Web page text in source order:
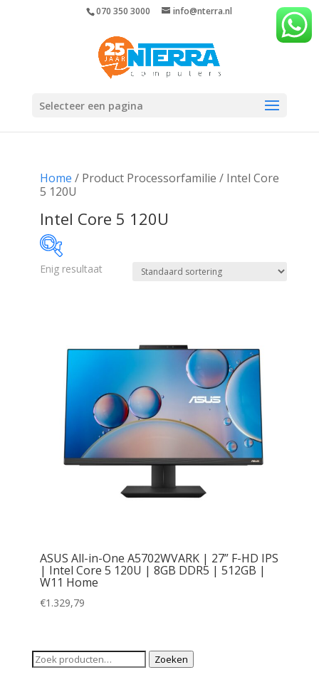
070 350 3000 info@nterra.nl
Selecteer een pagina
Home / Product Processorfamilie / Intel Core
5 120U
Intel Core 5 120U
Enig resultaat
ASUS All-in-One A5702WVARK | 27” F-HD IPS
| Intel Core 5 120U | 8GB DDR5 | 512GB |
W11 Home
€1.329,79
Zoeken
naar:
Zoeken